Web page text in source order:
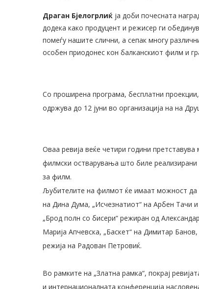
Драган Бјелогрлиќ ја доби почесната
додека како продуцент и режисер ги
помеѓу нашите слични, а сепак многу
особен приодонес кон балканскиот филм и
Со проширена програма, бесплатни
одржува до 12 јуни во организација на на
Оваа ревија веќе четири години
филмски остварувања што биле
за филм.
Љубителите на филмот ќе имаат можност да
на Дина Дума, „Исчезнатиот“ на Арбен Тачи
„Брод полн со бисери“ режиран од
Марија Апчевска, „Баскет“ на Димитар
режија на Радован Петровиќ.
Во рамките на „Златна рамка“, покрај
и интернационалната конференција